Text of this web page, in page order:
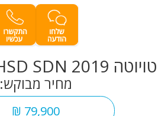
טויוטה COROLLA HSD SDN 2019
מחיר מבוקש:
79,900 ₪